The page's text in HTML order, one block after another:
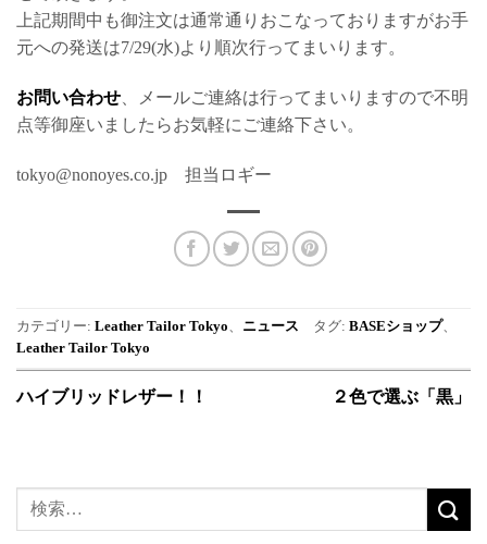
上記期間中も御注文は通常通りおこなっておりますがお手
元への発送は7/29(水)より順次行ってまいります。
お問い合わせ 、メールご連絡は行ってまいりますので不明
点等御座いましたらお気軽にご連絡下さい。
tokyo@nonoyes.co.jp 担当ロギー
カテゴリー: Leather Tailor Tokyo、 ニュース タグ: BASEショップ、
Leather Tailor Tokyo
ハイブリッドレザー！！ ２色で選ぶ「黒」